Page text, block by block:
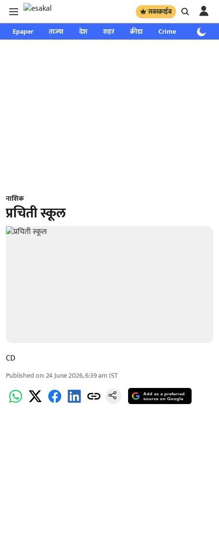
सबस्क्राईब
Epaper ताज्या देश शहर क्रीडा Crime साप्ताहिक
नाशिक
प्रचिती स्कूल
CD
Published on:24 June 2026, 6:39 am IST
Add as a preferred
source on Google